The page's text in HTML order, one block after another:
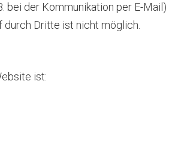
bei der Kommunikation per E-
durch Dritte ist nicht möglich.
ist: